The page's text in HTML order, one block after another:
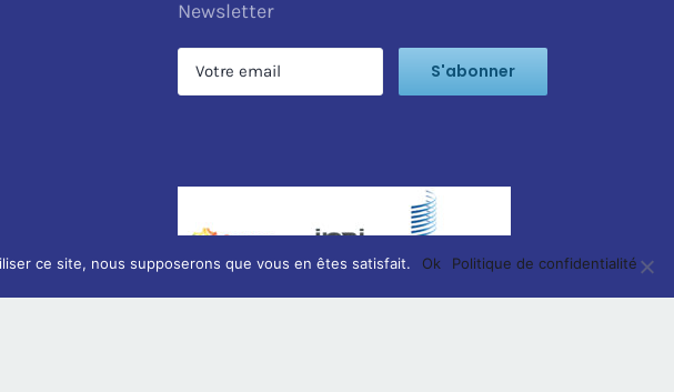
Newsletter
ce site, nous supposerons que vous en êtes satisfait. Ok Politique de confidentialité